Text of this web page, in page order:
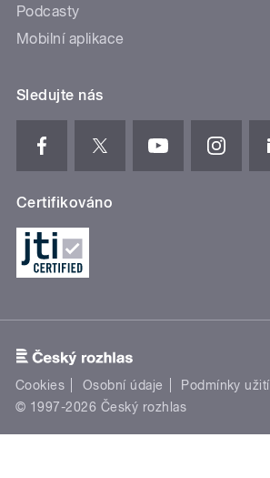
Podcasty
Mobilní aplikace
Sledujte nás
Certifikováno
Cookies Osobní údaje Podmínky užití
© 1997-2026 Český rozhlas